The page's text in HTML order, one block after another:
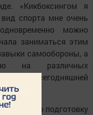
«Кикбоксингом я
спорта мне очень
можно
заниматься этим
самообороны, а
на различных
рада сегодняшней
хорошую подготовку